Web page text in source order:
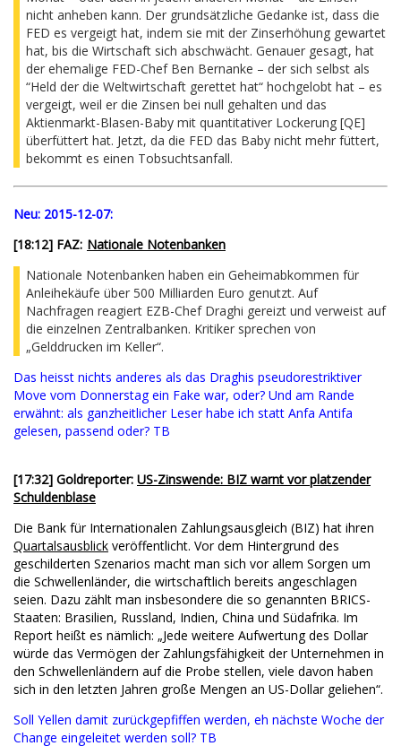
nicht anheben kann. Der grundsätzliche Gedanke ist, dass die
FED es vergeigt hat, indem sie mit der Zinserhöhung gewartet
hat, bis die Wirtschaft sich abschwächt. Genauer gesagt, hat
der ehemalige FED-Chef Ben Bernanke – der sich selbst als
“Held der die Weltwirtschaft gerettet hat“ hochgelobt hat – es
vergeigt, weil er die Zinsen bei null gehalten und das
Aktienmarkt-Blasen-Baby mit quantitativer Lockerung [QE]
überfüttert hat. Jetzt, da die FED das Baby nicht mehr füttert,
bekommt es einen Tobsuchtsanfall.
Neu: 2015-12-07:
[18:12] FAZ: Nationale Notenbanken
Nationale Notenbanken haben ein Geheimabkommen für
Anleihekäufe über 500 Milliarden Euro genutzt. Auf
Nachfragen reagiert EZB-Chef Draghi gereizt und verweist auf
die einzelnen Zentralbanken. Kritiker sprechen von
„Gelddrucken im Keller“.
Das heisst nichts anderes als das Draghis pseudorestriktiver
Move vom Donnerstag ein Fake war, oder? Und am Rande
erwähnt: als ganzheitlicher Leser habe ich statt Anfa Antifa
gelesen, passend oder? TB
[17:32] Goldreporter: US-Zinswende: BIZ warnt vor platzender
Schuldenblase
Die Bank für Internationalen Zahlungsausgleich (BIZ) hat ihren
Quartalsausblick veröffentlicht. Vor dem Hintergrund des
geschilderten Szenarios macht man sich vor allem Sorgen um
die Schwellenländer, die wirtschaftlich bereits angeschlagen
seien. Dazu zählt man insbesondere die so genannten BRICS-
Staaten: Brasilien, Russland, Indien, China und Südafrika. Im
Report heißt es nämlich: „Jede weitere Aufwertung des Dollar
würde das Vermögen der Zahlungsfähigkeit der Unternehmen in
den Schwellenländern auf die Probe stellen, viele davon haben
sich in den letzten Jahren große Mengen an US-Dollar geliehen“.
Soll Yellen damit zurückgepfiffen werden, eh nächste Woche der
Change eingeleitet werden soll? TB